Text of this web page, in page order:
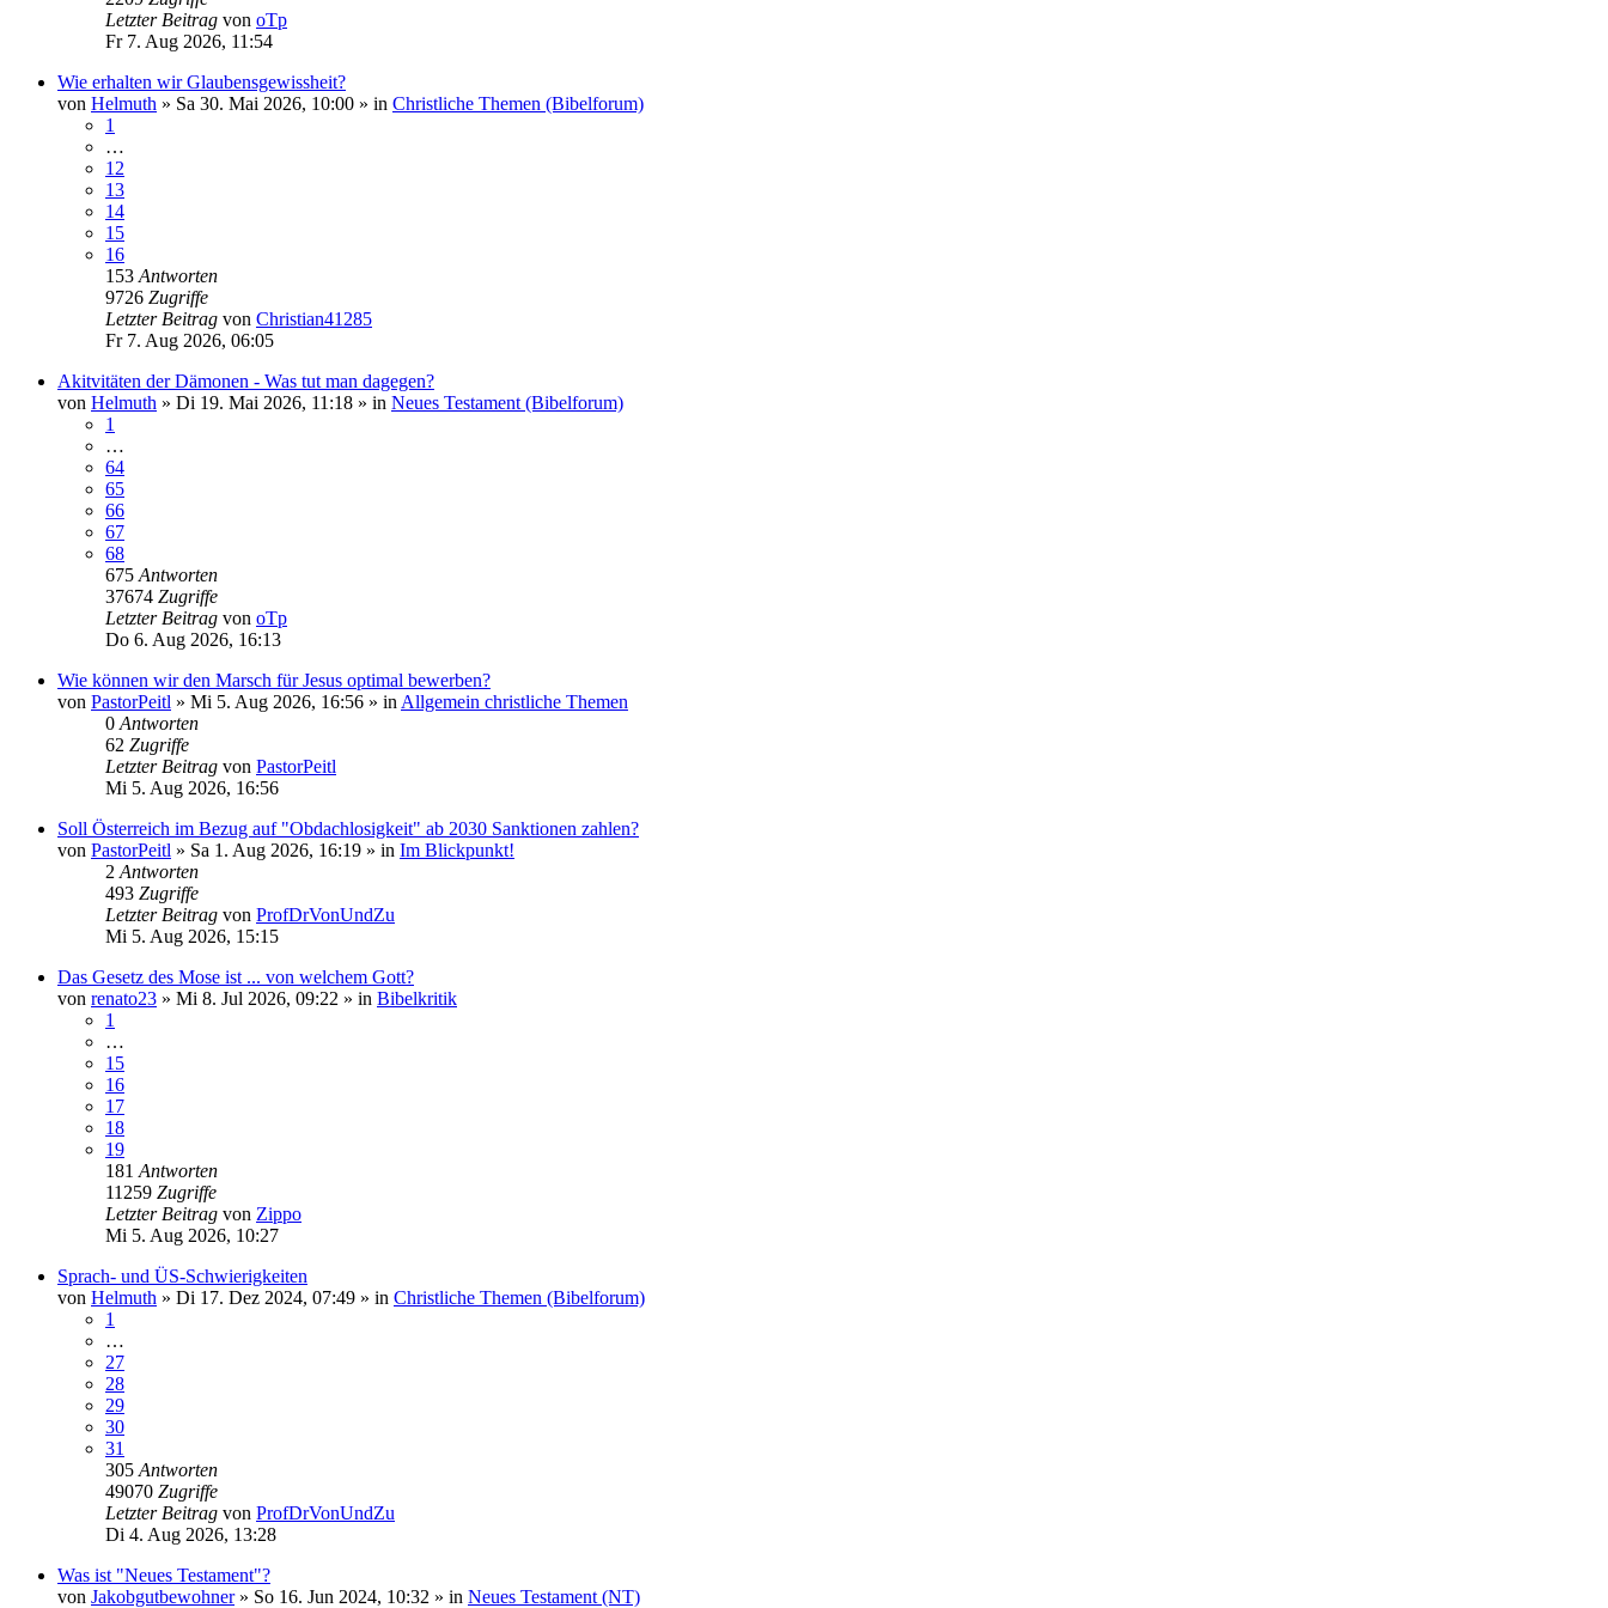
Letzter Beitrag von oTp
Fr 7. Aug 2026, 11:54
Wie erhalten wir Glaubensgewissheit?
von Helmuth » Sa 30. Mai 2026, 10:00 » in Christliche Themen (Bibelforum)
1
…
12
13
14
15
16
153 Antworten
9726 Zugriffe
Letzter Beitrag von Christian41285
Fr 7. Aug 2026, 06:05
Akitvitäten der Dämonen - Was tut man dagegen?
von Helmuth » Di 19. Mai 2026, 11:18 » in Neues Testament (Bibelforum)
1
…
64
65
66
67
68
675 Antworten
37674 Zugriffe
Letzter Beitrag von oTp
Do 6. Aug 2026, 16:13
Wie können wir den Marsch für Jesus optimal bewerben?
von PastorPeitl » Mi 5. Aug 2026, 16:56 » in Allgemein christliche Themen
0 Antworten
62 Zugriffe
Letzter Beitrag von PastorPeitl
Mi 5. Aug 2026, 16:56
Soll Österreich im Bezug auf "Obdachlosigkeit" ab 2030 Sanktionen zahlen?
von PastorPeitl » Sa 1. Aug 2026, 16:19 » in Im Blickpunkt!
2 Antworten
493 Zugriffe
Letzter Beitrag von ProfDrVonUndZu
Mi 5. Aug 2026, 15:15
Das Gesetz des Mose ist ... von welchem Gott?
von renato23 » Mi 8. Jul 2026, 09:22 » in Bibelkritik
1
…
15
16
17
18
19
181 Antworten
11259 Zugriffe
Letzter Beitrag von Zippo
Mi 5. Aug 2026, 10:27
Sprach- und ÜS-Schwierigkeiten
von Helmuth » Di 17. Dez 2024, 07:49 » in Christliche Themen (Bibelforum)
1
…
27
28
29
30
31
305 Antworten
49070 Zugriffe
Letzter Beitrag von ProfDrVonUndZu
Di 4. Aug 2026, 13:28
Was ist "Neues Testament"?
von Jakobgutbewohner» So 16. Jun 2024, 10:32 » in Neues Testament (NT)